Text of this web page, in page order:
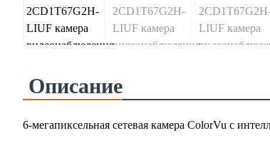
Описание
6-мегапиксельная сетевая камера ColorVu с